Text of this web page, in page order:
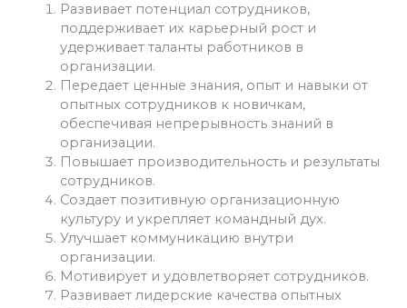
Развивает потенциал сотрудников,
поддерживает их карьерный рост и
удерживает таланты работников в
организации.
Передает ценные знания, опыт и навыки от
опытных сотрудников к новичкам,
обеспечивая непрерывность знаний в
организации.
Повышает производительность и результаты
сотрудников.
Создает позитивную организационную
культуру и укрепляет командный дух.
Улучшает коммуникацию внутри
организации.
Мотивирует и удовлетворяет сотрудников.
Развивает лидерские качества опытных